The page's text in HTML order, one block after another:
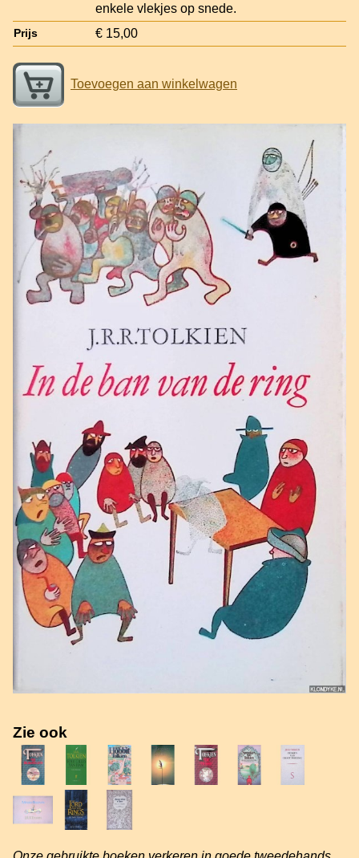
enkele vlekjes op snede.
Prijs € 15,00
Toevoegen aan winkelwagen
Zie ook